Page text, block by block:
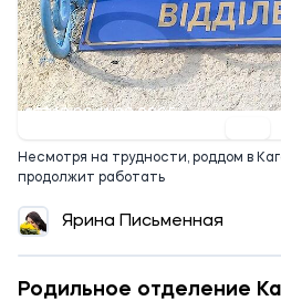
12:00 11.02.2025
Несмотря на трудности, роддом в
продолжит работать
Ярина Письменная
Родильное отделение